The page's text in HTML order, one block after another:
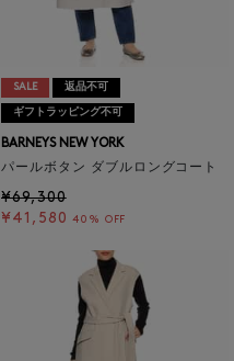
SALE 返品不可
ギフトラッピング不可
BARNEYS NEW YORK
パールボタン ダブルロングコート
¥69,300
¥41,580 40% OFF